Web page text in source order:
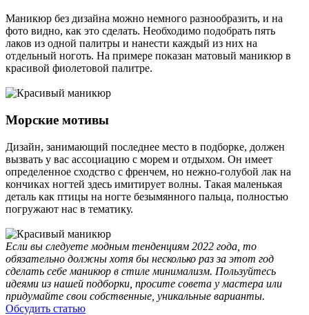
Маникюр без дизайна можно немного разнообразить, и на
фото видно, как это сделать. Необходимо подобрать пять
лаков из одной палитры и нанести каждый из них на
отдельный ноготь. На примере показан матовый маникюр в
красивой фиолетовой палитре.
Морские мотивы
Дизайн, занимающий последнее место в подборке, должен
вызвать у вас ассоциацию с морем и отдыхом. Он имеет
определенное сходство с френчем, но нежно-голубой лак на
кончиках ногтей здесь имитирует волны. Такая маленькая
деталь как птицы на ногте безымянного пальца, полностью
погружают нас в тематику.
Если вы следуете модным тенденциям 2022 года, то
обязательно должны хотя бы несколько раз за этот год
сделать себе маникюр в стиле минимализм. Пользуйтесь
идеями из нашей подборки, просите совета у мастера или
придумайте свои собственные, уникальные варианты.
Обсудить статью